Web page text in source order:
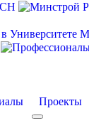
Проекты
More about: